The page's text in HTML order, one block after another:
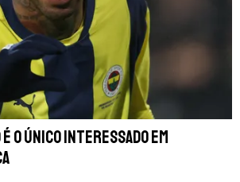
o único interessado em